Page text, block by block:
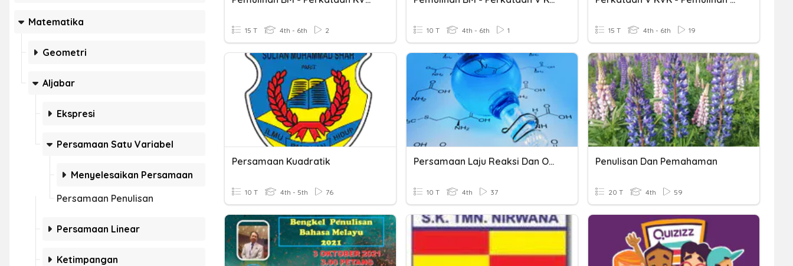
Matematika
Geometri
Aljabar
Ekspresi
Persamaan Satu Variabel
Menyelesaikan Persamaan
Persamaan Penulisan
Persamaan Linear
Ketimpangan
15 T 4th - 6th 2 10 T 4th - 6th 1 15 T 4th - 6th 19
Persamaan Kuadratik
10 T 4th - 5th 76
Persamaan Laju Reaksi Dan Orde Reaksi
10 T 4th 37
Penulisan Dan Pemahaman
20 T 4th 59